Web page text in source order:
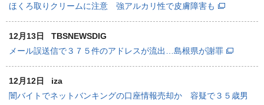
ほくろ取りクリームに注意 強アルカリ性で皮膚障害も
12月13日
TBSNEWSDIG
メール誤送信で３７５件のアドレスが流出…島根県が謝罪
12月12日
iza
闇バイトでネットバンキングの口座情報売却か 容疑で３５歳男